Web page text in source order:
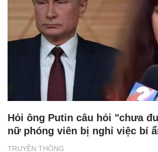
TRUYỀN THÔNG
Hỏi ông Putin câu hỏi "chưa
nữ phóng viên bị nghỉ việc bí